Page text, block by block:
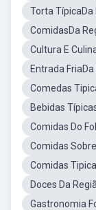
Torta TípicaDa
ComidasDa
Cultura E
Entrada
Comedas
Bebidas
Comidas Do
Comidas
Comidas
Doces Da
Gastronomia